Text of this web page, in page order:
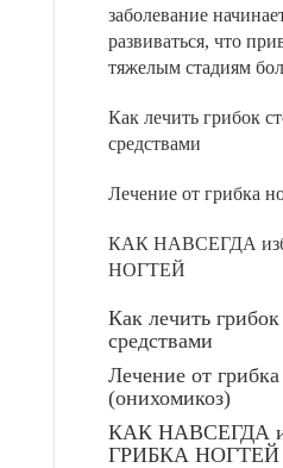
заболевание
развиваться, что
тяжелым стадиям
Как лечить грибок
средствами
Лечение от грибка
КАК НАВСЕГДА
НОГТЕЙ
Как лечить
средствами
Лечение от грибка
(онихомикоз)
КАК НАВСЕГДА
ГРИБКА НОГТЕЙ